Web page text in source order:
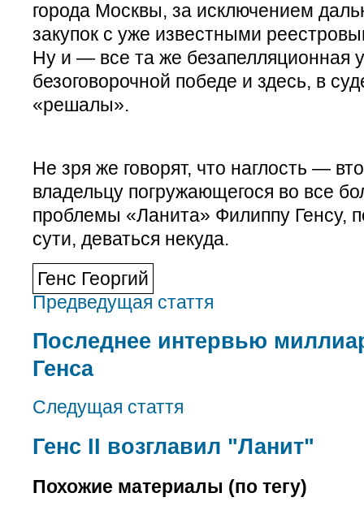
города Москвы, за исключением
закупок с уже известными
Ну и — все та же безапелляционная
безоговорочной победе и здесь, в
«решалы».
Не зря же говорят, что наглость —
владельцу погружающегося во все
проблемы «Ланита» Филиппу Генсу,
сути, деваться некуда.
Генс Георгий
Предведущая стаття
Последнее интервью
Генса
Следущая стаття
Генс II возглавил "Ланит"
Похожие материалы (по тегу)